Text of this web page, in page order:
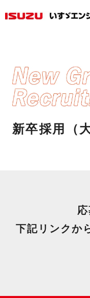
新卒採用（
下記リンクか